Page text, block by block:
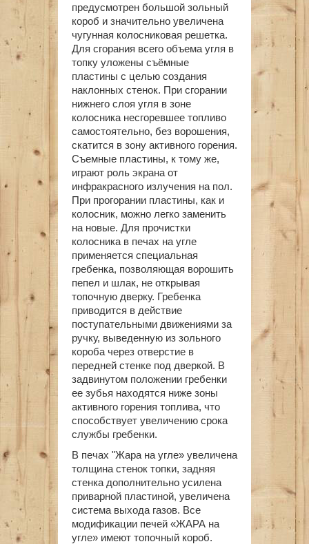
предусмотрен большой зольный
короб и значительно увеличена
чугунная колосниковая решетка.
Для сгорания всего объема угля в
топку уложены съёмные
пластины с целью создания
наклонных стенок. При сгорании
нижнего слоя угля в зоне
колосника несгоревшее топливо
самостоятельно, без ворошения,
скатится в зону активного горения.
Съемные пластины, к тому же,
играют роль экрана от
инфракрасного излучения на пол.
При прогорании пластины, как и
колосник, можно легко заменить
на новые. Для прочистки
колосника в печах на угле
применяется специальная
гребенка, позволяющая ворошить
пепел и шлак, не открывая
топочную дверку. Гребенка
приводится в действие
поступательными движениями за
ручку, выведенную из зольного
короба через отверстие в
передней стенке под дверкой. В
задвинутом положении гребенки
ее зубья находятся ниже зоны
активного горения топлива, что
способствует увеличению срока
службы гребенки.
В печах "Жара на угле» увеличена
толщина стенок топки, задняя
стенка дополнительно усилена
приварной пластиной, увеличена
система выхода газов. Все
модификации печей «ЖАРА на
угле» имеют топочный короб.